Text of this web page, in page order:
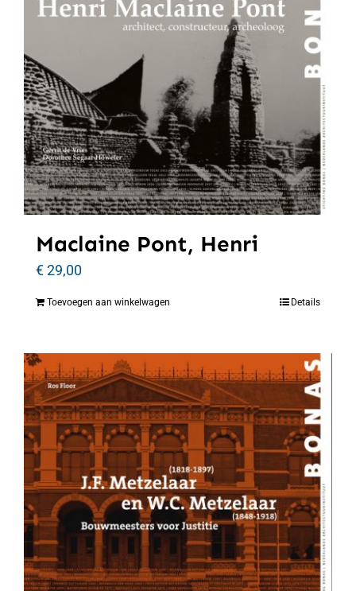
Maclaine Pont, Henri
€29,00
Toevoegen aan winkelwagen Details